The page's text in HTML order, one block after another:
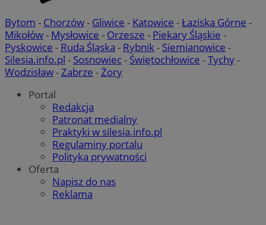
Bytom - Chorzów- Gliwice - Katowice -Łaziska Górne -
Mikołów- Mysłowice - Orzesze - Piekary Śląskie -
Pyskowice - Ruda Śląska - Rybnik- Siemianowice -
Silesia.info.pl - Sosnowiec- Świętochłowice -Tychy-
Wodzisław-Zabrze -Żory
Portal
Redakcja
Patronat medialny
Praktyki w silesia.info.pl
Regulaminy portalu
Polityka prywatności
Oferta
Napisz do nas
Reklama